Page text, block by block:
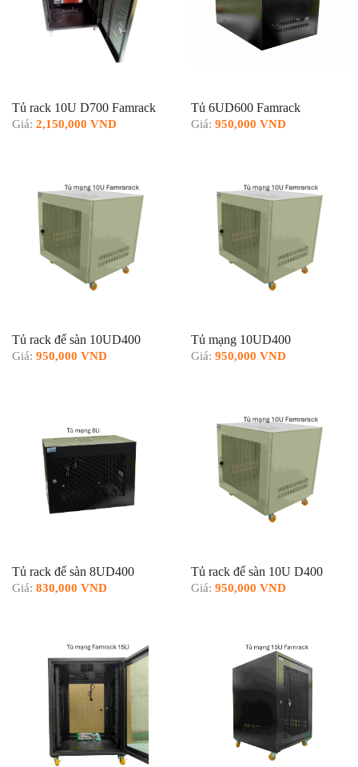
Tủ rack 10U D700 Famrack
Giá: 2,150,000 VND
Tủ 6UD600 Famrack
Giá: 950,000 VND
Tủ rack để sàn 10UD400
Giá: 950,000 VND
Tủ mạng 10UD400
Giá: 950,000 VND
Tủ rack để sàn 8UD400
Giá: 830,000 VND
Tủ rack để sàn 10U D400
Giá: 950,000 VND